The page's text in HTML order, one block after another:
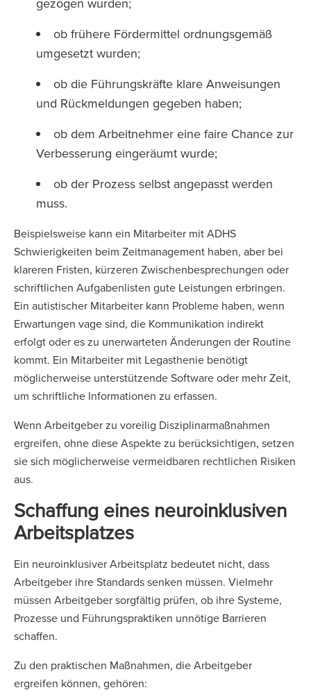
ob frühere Fördermittel ordnungsgemäß
umgesetzt wurden;
ob die Führungskräfte klare Anweisungen
und Rückmeldungen gegeben haben;
ob dem Arbeitnehmer eine faire Chance zur
Verbesserung eingeräumt wurde;
ob der Prozess selbst angepasst werden
muss.
Beispielsweise kann ein Mitarbeiter mit ADHS
Schwierigkeiten beim Zeitmanagement haben, aber bei
klareren Fristen, kürzeren Zwischenbesprechungen oder
schriftlichen Aufgabenlisten gute Leistungen erbringen.
Ein autistischer Mitarbeiter kann Probleme haben, wenn
Erwartungen vage sind, die Kommunikation indirekt
erfolgt oder es zu unerwarteten Änderungen der Routine
kommt. Ein Mitarbeiter mit Legasthenie benötigt
möglicherweise unterstützende Software oder mehr Zeit,
um schriftliche Informationen zu erfassen.
Wenn Arbeitgeber zu voreilig Disziplinarmaßnahmen
ergreifen, ohne diese Aspekte zu berücksichtigen, setzen
sie sich möglicherweise vermeidbaren rechtlichen Risiken
aus.
Schaffung eines neuroinklusiven
Arbeitsplatzes
Ein neuroinklusiver Arbeitsplatz bedeutet nicht, dass
Arbeitgeber ihre Standards senken müssen. Vielmehr
müssen Arbeitgeber sorgfältig prüfen, ob ihre Systeme,
Prozesse und Führungspraktiken unnötige Barrieren
schaffen.
Zu den praktischen Maßnahmen, die Arbeitgeber
ergreifen können, gehören: